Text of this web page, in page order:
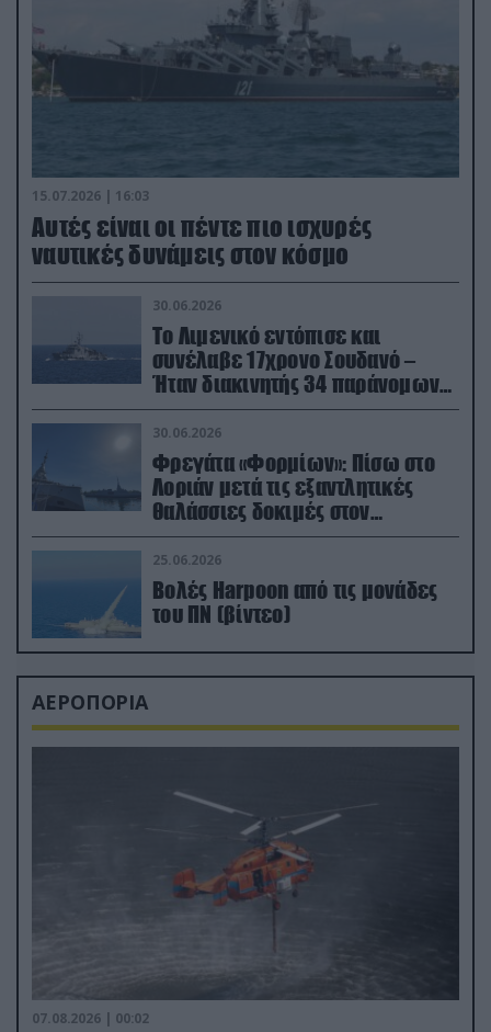
15.07.2026 | 16:03
Aυτές είναι οι πέντε πιο ισχυρές
ναυτικές δυνάμεις στον κόσμο
30.06.2026
Το Λιμενικό εντόπισε και
συνέλαβε 17χρονο Σουδανό –
Ήταν διακινητής 34 παράνομων
μεταναστών
30.06.2026
Φρεγάτα «Φορμίων»: Πίσω στο
Λοριάν μετά τις εξαντλητικές
θαλάσσιες δοκιμές στον
απαιτητικό Βισκαϊκό
25.06.2026
Βολές Harpoon από τις μονάδες
του ΠΝ (βίντεο)
ΑΕΡΟΠΟΡΙΑ
07.08.2026 | 00:02